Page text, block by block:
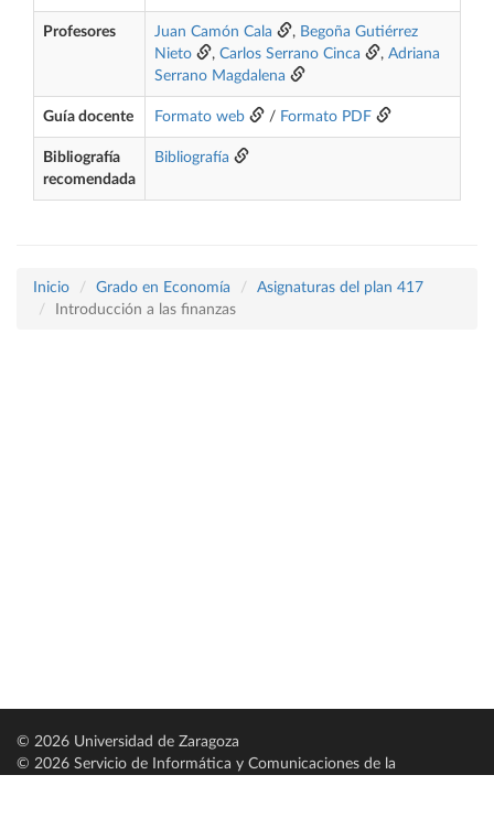
Profesores Juan Camón Cala , Begoña Gutiérrez
Nieto
, Carlos Serrano Cinca , Adriana
Serrano Magdalena
Guía docente Formato web / Formato PDF
Bibliografía
recomendada
Bibliografía
Inicio Grado en Economía
Asignaturas del plan 417
Introducción a las finanzas
© 2026 Universidad de Zaragoza
© 2026 Servicio de Informática y Comunicaciones de la